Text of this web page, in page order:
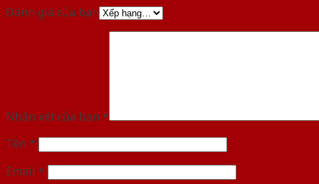
Đánh giá của bạn
Nhận xét của bạn *
Tên *
Email *